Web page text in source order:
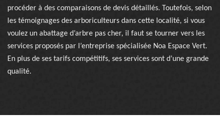
procéder à des comparaisons de devis détaillés. Toutefois, selon
les témoignages des arboriculteurs dans cette localité, si vous
voulez un abattage d’arbre pas cher, il faut se tourner vers les
services proposés par l’entreprise spécialisée Noa Espace Vert.
En plus de ses tarifs compétitifs, ses services sont d’une grande
qualité.